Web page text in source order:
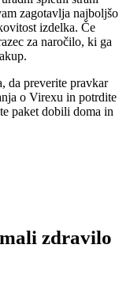
zagotavlja najboljšo
izdelka. Če
za naročilo, ki ga
da preverite pravkar
o Virexu in potrdite
paket dobili doma in
zdravilo